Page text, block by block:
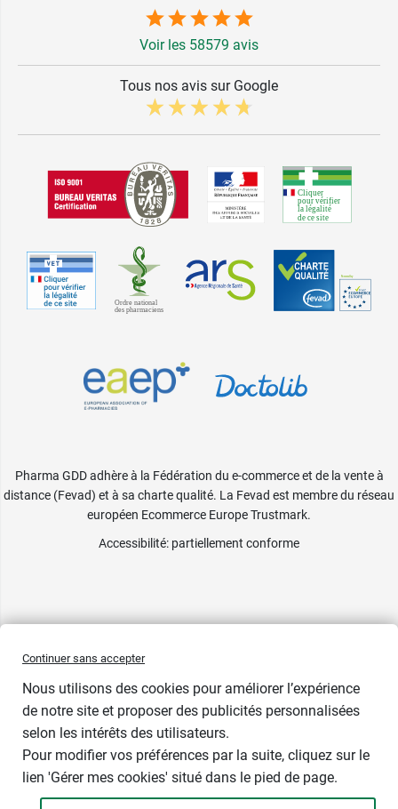
Voir les 58579 avis
Tous nos avis sur Google
Pharma GDD adhère à la Fédération du e-commerce et de la vente à
distance (Fevad) et à sa charte qualité. La Fevad est membre du réseau
européen Ecommerce Europe Trustmark.
Accessibilité: partiellement conforme
Continuer sans accepter
Nous utilisons des cookies pour améliorer l’expérience
de notre site et proposer des publicités personnalisées
selon les intérêts des utilisateurs.
Pour modifier vos préférences par la suite, cliquez sur le
lien 'Gérer mes cookies' situé dans le pied de page.